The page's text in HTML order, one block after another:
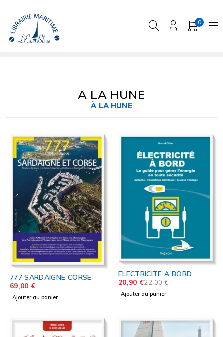
0
A LA HUNE
À LA HUNE
777 SARDAIGNE CORSE
69,00 €
Ajouter au panier
ELECTRICITE A BORD
22,00€
20,90 €
Ajouter au panier